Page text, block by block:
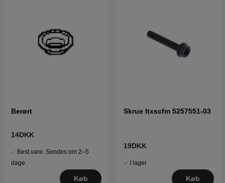
Berørt
14DKK
Best.vare. Sendes om 2–5
dage
Køb
Skrue Itxscfm 5257551-03
19DKK
I lager
Køb